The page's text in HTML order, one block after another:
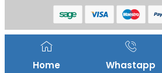
Home Whastapp